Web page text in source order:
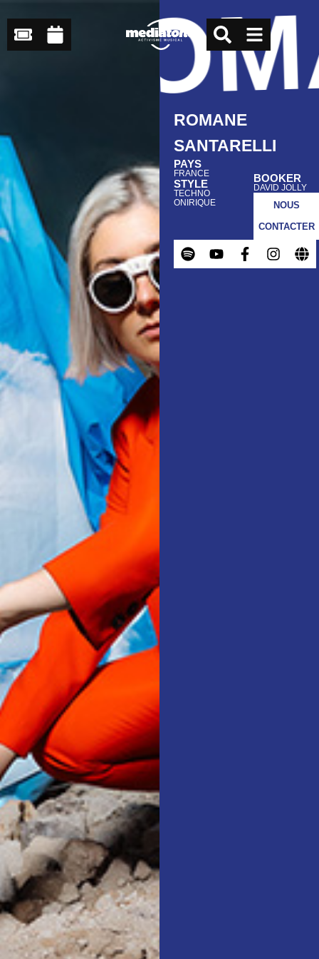
ROMANE
SANTARELLI
PAYS
FRANCE
STYLE
TECHNO
ONIRIQUE
BOOKER
DAVID JOLLY
NOUS
CONTACTER